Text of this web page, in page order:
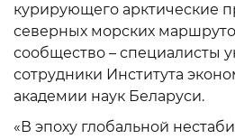
курирующего арктические
северных морских
сообщество – специалисты
сотрудники Института
академии наук Беларуси.
«В эпоху глобальной